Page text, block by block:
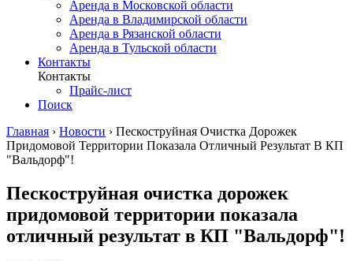
Аренда в Московской области
Аренда в Владимирской области
Аренда в Рязанской области
Аренда в Тульской области
Контакты
Контакты
Прайс-лист
Поиск
Главная › Новости › Пескоструйная Очистка Дорожек
Придомовой Территории Показала Отличный Результат В КП
"Вальдорф"!
Пескоструйная очистка дорожек
придомовой территории показала
отличный результат в КП "Вальдорф"!